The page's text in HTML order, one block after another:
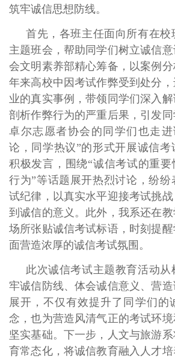
筑牢诚信思想防线。
首先，各班主任面向所有在
主题班会，帮助同学们树立诚信
会文明素养部精心筹备，以案例
年来高校中因考试作弊受到处分
业的真实事例，带领同学们深入解
剖析作弊行为的严重后果，引发
卓尔志愿者协会的同学们也走
论，同学热议”的形式开展诚信考
积极发言，围绕“诚信考试的重要
行为”等话题展开热烈讨论，纷
试纪律，以真实水平迎接考试挑
到诚信的意义。此外，我系还在
场所张贴诚信考试标语，时刻提
面营造浓厚的诚信考试氛围。
此次诚信考试主题教育活动
牢诚信防线、体会诚信意义、营
展开，不仅有效提升了同学们的
念，也为营造风清气正的考试环
坚实基础。下一步，人文与旅游
育常态化，将诚信教育融入人才